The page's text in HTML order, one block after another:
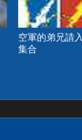
空軍的弟兄請
集合